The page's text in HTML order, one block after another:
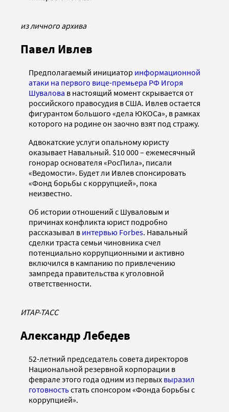
из личного архива
Павел Ивлев
Предполагаемый инициатор информационной
атаки на первого вице-премьера РФ Игоря
Шувалова в настоящий момент скрывается от
российского правосудия в США. Ивлев остается
фигурантом большого «дела ЮКОСа», в рамках
которого на родине он заочно взят под стражу.
Адвокатские услуги опальному юристу
оказывает Навальный. $10 000 – ежемесячный
гонорар основателя «РосПила», писали
«Ведомости». Будет ли Ивлев спонсировать
«Фонд борьбы с коррупцией», пока
неизвестно.
Об истории отношений с Шуваловым и
причинах конфликта юрист подробно
рассказывал в интервью Forbes. Навальный
сделки траста семьи чиновника счел
потенциально коррупционными и активно
включился в кампанию по привлечению
зампреда правительства к уголовной
ответственности.
ИТАР-ТАСС
Александр Лебедев
52-летний председатель совета директоров
Национальной резервной корпорации в
феврале этого года одним из первых выразил
готовностьстать спонсором «Фонда борьбы с
коррупцией».